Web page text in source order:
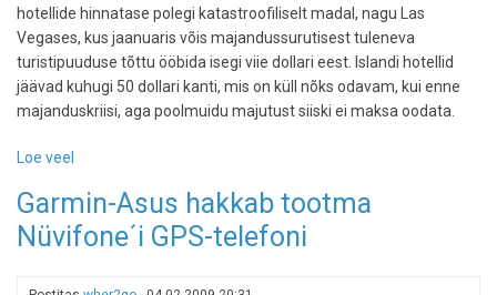
hotellide hinnatase polegi katastroofiliselt madal, nagu Las
Vegases, kus jaanuaris võis majandussurutisest tuleneva
turistipuuduse tõttu ööbida isegi viie dollari eest. Islandi hotellid
jäävad kuhugi 50 dollari kanti, mis on küll nõks odavam, kui enne
majanduskriisi, aga poolmuidu majutust siiski ei maksa oodata.
Loe veel
odav
on
Garmin-Asus hakkab tootma
Nüvifone´i GPS-telefoni